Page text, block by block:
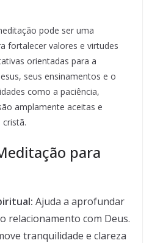
pode ser uma
fortalecer valores e virtudes
orientadas para a
seus ensinamentos e o
como a paciência,
amplamente aceitas e
para
Ajuda a aprofundar
relacionamento com Deus.
tranquilidade e clareza